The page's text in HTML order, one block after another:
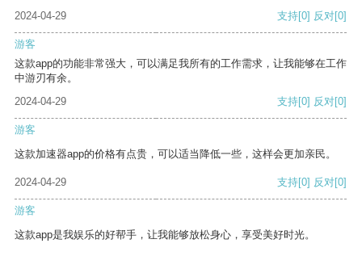
2024-04-29
支持[0] 反对[0]
游客
这款app的功能非常强大，可以满足我所有的工作需求，让我能够在工作
中游刃有余。
2024-04-29
支持[0] 反对[0]
游客
这款加速器app的价格有点贵，可以适当降低一些，这样会更加亲民。
2024-04-29 支持[0] 反对[0]
游客
这款app是我娱乐的好帮手，让我能够放松身心，享受美好时光。